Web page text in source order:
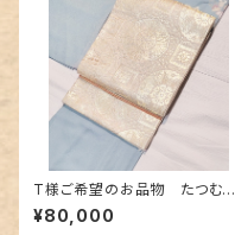
T様ご希望のお品物 たつむら
製 洋花蜀紅文の袋帯
¥80,000